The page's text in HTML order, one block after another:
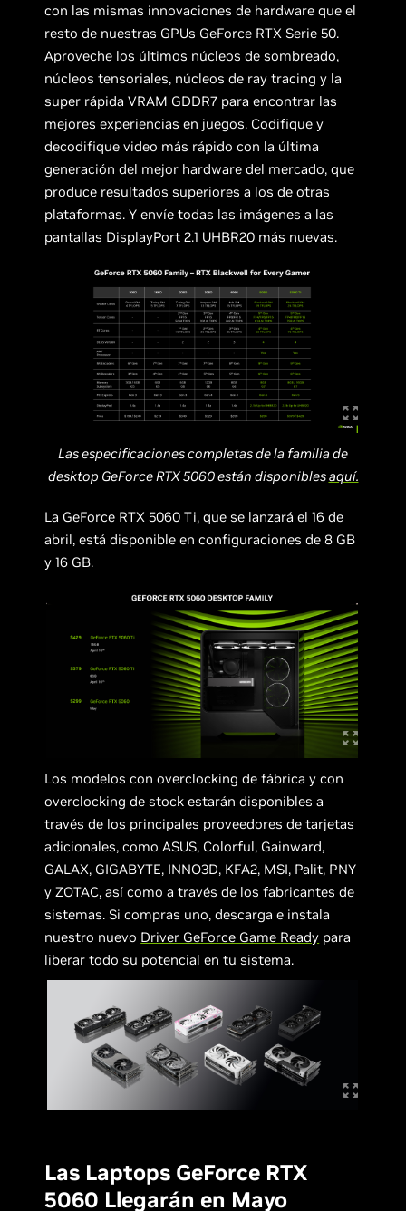
con las mismas innovaciones de hardware que el
resto de nuestras GPUs GeForce RTX Serie 50.
Aproveche los últimos núcleos de sombreado,
núcleos tensoriales, núcleos de ray tracing y la
super rápida VRAM GDDR7 para encontrar las
mejores experiencias en juegos. Codifique y
decodifique video más rápido con la última
generación del mejor hardware del mercado, que
produce resultados superiores a los de otras
plataformas. Y envíe todas las imágenes a las
pantallas DisplayPort 2.1 UHBR20 más nuevas.
Las especificaciones completas de la familia de
desktop GeForce RTX 5060 están disponiblesaquí.
La GeForce RTX 5060 Ti, que se lanzará el 16 de
abril, está disponible en configuraciones de 8 GB
y 16 GB.
Los modelos con overclocking de fábrica y con
overclocking de stock estarán disponibles a
través de los principales proveedores de tarjetas
adicionales, como ASUS, Colorful, Gainward,
GALAX, GIGABYTE, INNO3D, KFA2, MSI, Palit, PNY
y ZOTAC, así como a través de los fabricantes de
sistemas. Si compras uno, descarga e instala
nuestro nuevo Driver GeForce Game Ready para
liberar todo su potencial en tu sistema.
Las Laptops GeForce RTX
5060 Llegarán en Mayo